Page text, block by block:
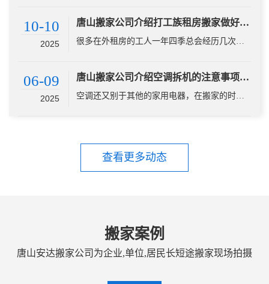
10-10
2025
唐山搬家公司介绍打工族租房搬家做好哪些准备让搬家零损失呢？
06-09
2025
唐山搬家公司介绍空调拆机的注意事项有哪些？
查看更多动态
搬家案例
唐山安达搬家公司为企业,单位,居民长短途搬家现场拍摄